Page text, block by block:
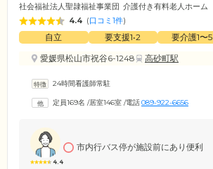
社会福祉法人聖隷福祉事業団 介護付き有料老人ホーム
4.4 (口コミ1件)
自立 要支援1•2 要介護1〜5
愛媛県松山市祝谷6-1248
高砂町駅
24時間看護師常駐
定員169名 /居室146室 /電話089-922-6656
4.4
市内行バス停が施設前にあり便利